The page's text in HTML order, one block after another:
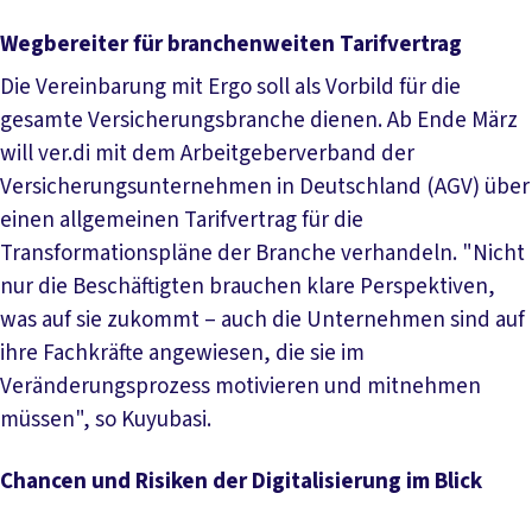
Wegbereiter für branchenweiten Tarifvertrag
Die Vereinbarung mit Ergo soll als Vorbild für die
gesamte Versicherungsbranche dienen. Ab Ende März
will ver.di mit dem Arbeitgeberverband der
Versicherungsunternehmen in Deutschland (AGV) über
einen allgemeinen Tarifvertrag für die
Transformationspläne der Branche verhandeln. "Nicht
nur die Beschäftigten brauchen klare Perspektiven,
was auf sie zukommt – auch die Unternehmen sind auf
ihre Fachkräfte angewiesen, die sie im
Veränderungsprozess motivieren und mitnehmen
müssen", so Kuyubasi.
Chancen und Risiken der Digitalisierung im Blick